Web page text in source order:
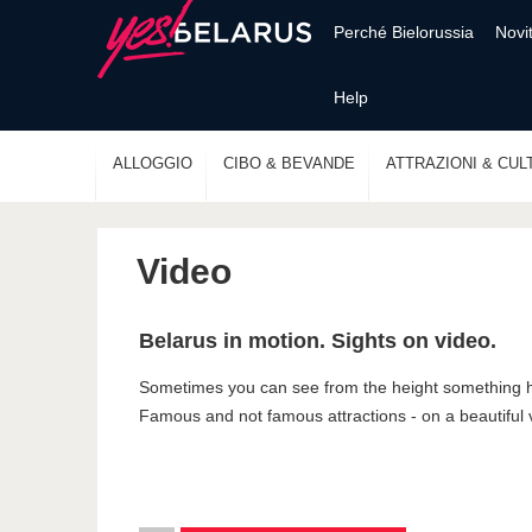
Perché Bielorussia
Help
ALLOGGIO CIBO & BEVANDE ATTRAZIONI &
Video
Belarus in motion. Sights on video.
Sometimes you can see from the height something
Famous and not famous attractions - on a beautiful